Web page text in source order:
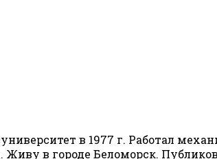
в 1977 г. Работал
в городе Беломорск.